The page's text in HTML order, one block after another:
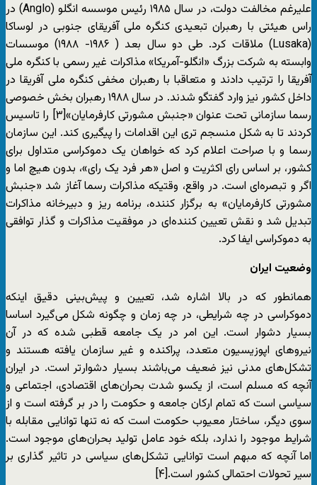
علیرغم مخالفت دولت، در سال ۱۹۸۵ رئیس موسسه انگلو (Anglo) در
راس هیئتی با رهبران تبعیدی کنگره ملی آفریقای جنوبی در لوساکا
(Lusaka) ملاقات کرد. طی دو سال بعد ( ۱۹۸۶- ۱۹۸۸) موسسات
وابسته به شرکت بزرگ «انگلو-آمریکا» مذاکرات غیر رسمی با کنگره ملی
آفریقا را ترتیب دادند و متعاقبا با رهبران مخفی کنگره ملی آفریقا در
داخل کشور نیز وارد گفتگو شدند. در سال ۱۹۸۸ رهبران بخش خصوصی
رسما سازمانی تحت عنوان «جنبش مشورتی کارفرمایان»[۳] را تاسیس
کردند تا به شکل منسجم تری این اقدامات را پیگیری کند. این سازمان
رسما و با صراحت اعلام کرد که خواهان یک دموکراسی متداول برای
کشور، بر اساس رای اکثریت و اصل «هر فرد یک رای»، بدون هیچ اما و
اگر و تبصره‌ای است. در واقع، وقتیکه مذاکرات رسما آغاز شد «جنبش
مشورتی کارفرمایان» به برگزار کننده، برنامه ریز و دبیرخانه مذاکرات
تبدیل شد و نقش تعیین کننده‌ای در موفقیت مذاکرات و گذار توافقی
به دموکراسی ایفا کرد.
وضعیت ایران
همانطور که در بالا اشاره شد، تعیین و پیش‌بینی دقیق اینکه
دموکراسی در چه شرایطی، در چه زمان و چگونه شکل می‌گیرد اساسا
بسیار دشوار است. این امر در یک جامعه قطبی شده که در آن
نیروهای اپوزیسیون متعدد، پراکنده و غیر سازمان یافته هستند و
تشکل‌های مدنی نیز ضعیف می‌باشند بسیار دشوار‌تر است. در ایران
آنچه که مسلم است، از یکسو شدت بحران‌های اقتصادی، اجتماعی و
سیاسی است که تمام ارکان جامعه و حکومت را در بر گرفته است و از
سوی دیگر، ساختار معیوب حکومت است که نه تنها توانایی مقابله با
شرایط موجود را ندارد، بلکه خود عامل تولید بحران‌های موجود است.
اما آنچه که مبهم است توانایی تشکل‌های سیاسی در تاثیر گذاری بر
سیر تحولات احتمالی کشور است.[۴]